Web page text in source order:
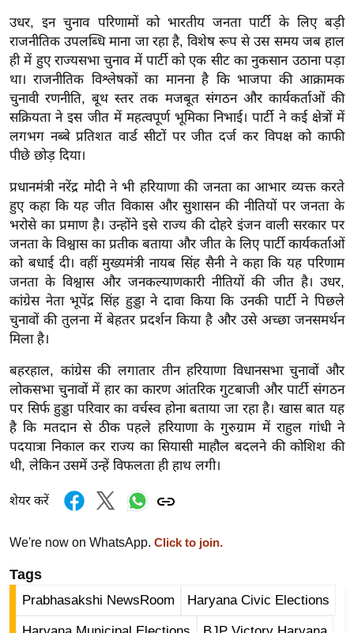
फि
ल्म
स
मी
क्षा
B
r
e
a
k
i
n
g
N
e
w
s
ला
इ
फ
स्टा
इ
ल
क्नॉ
जी
ब्यू
टी
उधर, इन चुनाव परिणामों को भारतीय जनता पार्टी के लिए बड़ी
राजनीतिक उपलब्धि माना जा रहा है, विशेष रूप से उस समय जब हाल
ही में हुए राज्यसभा चुनाव में पार्टी को एक सीट का नुकसान उठाना पड़ा
था। राजनीतिक विश्लेषकों का मानना है कि भाजपा की आक्रामक
चुनावी रणनीति, बूथ स्तर तक मजबूत संगठन और कार्यकर्ताओं की
सक्रियता ने इस जीत में महत्वपूर्ण भूमिका निभाई। पार्टी ने कई क्षेत्रों में
लगभग नब्बे प्रतिशत वार्ड सीटों पर जीत दर्ज कर विपक्ष को काफी
पीछे छोड़ दिया।
प्रधानमंत्री नरेंद्र मोदी ने भी हरियाणा की जनता का आभार व्यक्त करते
हुए कहा कि यह जीत विकास और सुशासन की नीतियों पर जनता के
भरोसे का प्रमाण है। उन्होंने इसे राज्य की दोहरे इंजन वाली सरकार पर
जनता के विश्वास का प्रतीक बताया और जीत के लिए पार्टी कार्यकर्ताओं
को बधाई दी। वहीं मुख्यमंत्री नायब सिंह सैनी ने कहा कि यह परिणाम
जनता के विश्वास और जनकल्याणकारी नीतियों की जीत है। उधर,
कांग्रेस नेता भूपेंद्र सिंह हुड्डा ने दावा किया कि उनकी पार्टी ने पिछले
चुनावों की तुलना में बेहतर प्रदर्शन किया है और उसे अच्छा जनसमर्थन
मिला है।
बहरहाल, कांग्रेस की लगातार तीन हरियाणा विधानसभा चुनावों और
लोकसभा चुनावों में हार का कारण आंतरिक गुटबाजी और पार्टी संगठन
पर सिर्फ हुड्डा परिवार का वर्चस्व होना बताया जा रहा है। खास बात यह
है कि मतदान से ठीक पहले हरियाणा के गुरुग्राम में राहुल गांधी ने
पदयात्रा निकाल कर राज्य का सियासी माहौल बदलने की कोशिश की
थी, लेकिन उसमें उन्हें विफलता ही हाथ लगी।
शेयर करें
We're now on WhatsApp. Click to join.
Tags
Prabhasakshi NewsRoom Haryana Civic Elections